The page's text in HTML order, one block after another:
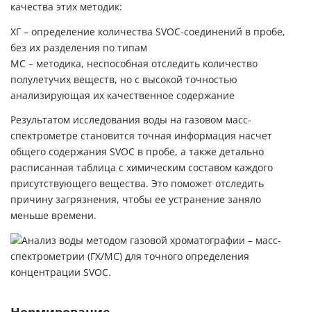
качества этих методик:
ХГ – определение количества SVOC-соединений в пробе,
без их разделения по типам
МС – методика, неспособная отследить количество
полулетучих веществ, но с высокой точностью
анализирующая их качественное содержание
Результатом исследования воды на газовом масс-
спектрометре становится точная информация насчет
общего содержания SVOC в пробе, а также детально
расписанная таблица с химическим составом каждого
присутствующего вещества. Это поможет отследить
причину загрязнения, чтобы ее устранение заняло
меньше времени.